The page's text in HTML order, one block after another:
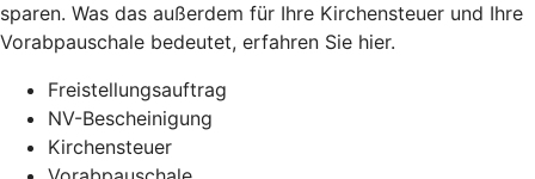
sparen. Was das außerdem für Ihre Kirchensteuer und Ihre
Vorabpauschale bedeutet, erfahren Sie hier.
Freistellungsauftrag
NV-Bescheinigung
Kirchensteuer